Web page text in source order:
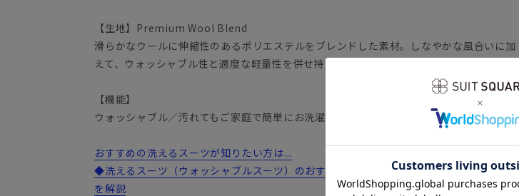
【生地】Premium Wool Blend
滑らかなウールに伸縮性のあるポリエステルをブレンドした素材。しなやかな風合いに加
えて、ウォッシャブル性と適度な軽量性を併せ持ち、ロングシーズン着用可能です。
【機能】
ウォッシャブル／汚れてもご家庭で簡単にお洗濯が可能です。
おすすめの洗えるスーツが知りたい方は...
◆洗えるスーツ（ウォッシャブルスーツ）のおすすめ12選！コスパのいい選び方や洗い方
を解説